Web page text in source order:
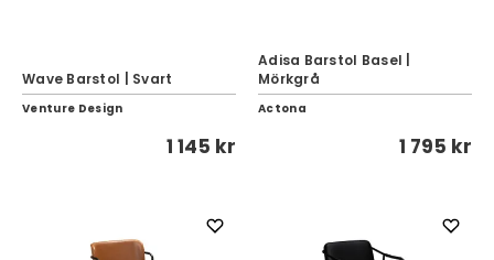
Wave Barstol | Svart
Venture Design
1 145 kr
Adisa Barstol Basel |
Mörkgrå
Actona
1 795 kr